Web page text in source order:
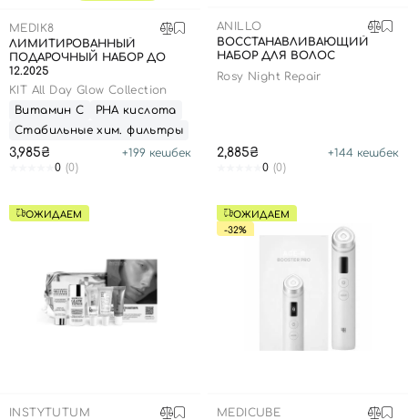
Кремы для тела с SPF
Миниатюры
Карбокситерапия
Бьюти Гаджеты
Наборы
Для детей
Для мужчин
Специальный уход
Для детей
Для мужчин
Дезодоранты
Интимный уход
Автозагар
MEDIK8
ЛИМИТИРОВАННЫЙ
ПОДАРОЧНЫЙ НАБОР ДО
12.2025
KIT All Day Glow Collection
Витамин С
РНА кислота
Стабильные хим. фильтры
3,985₴ +199 кешбек
0 (0)
ANILLO
ВОССТАНАВЛИВАЮЩИЙ
НАБОР ДЛЯ ВОЛОС
Rosy Night Repair
2,885₴ +144 кешбек
0 (0)
ОЖИДАЕМ
INSTYTUTUM
ОЖИДАЕМ
-32%
MEDICUBE